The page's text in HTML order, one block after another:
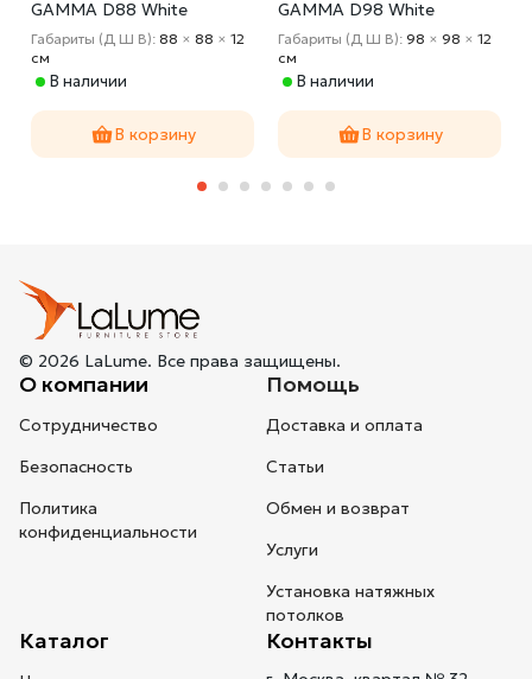
GAMMA D88 White
Габариты (Д Ш В): 88 × 88 × 12
cм
В наличии
В корзину
GAMMA D98 White
Габариты (Д Ш В): 98 × 98 × 12
cм
В наличии
В корзину
© 2026 LaLume. Все права защищены.
О компании
Сотрудничество
Безопасность
Политика
конфиденциальности
Помощь
Доставка и оплата
Статьи
Обмен и возврат
Услуги
Установка натяжных
потолков
Каталог Контакты